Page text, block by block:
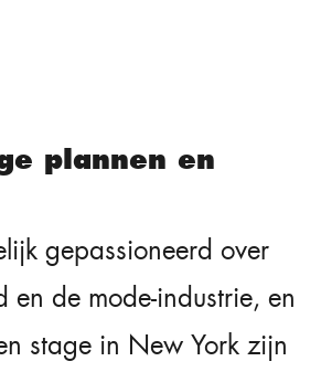
plannen en
gepassioneerd over
en de mode-industrie, en
stage in New York zijn